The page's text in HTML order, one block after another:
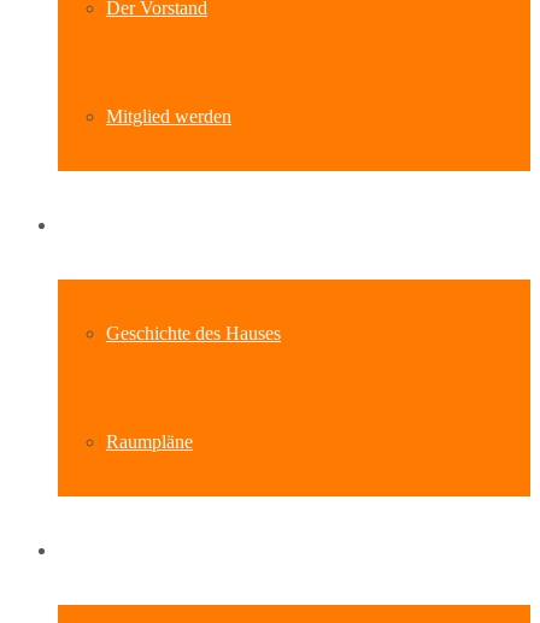
Der Vorstand
Mitglied werden
Geschichte des Hauses
Raumpläne